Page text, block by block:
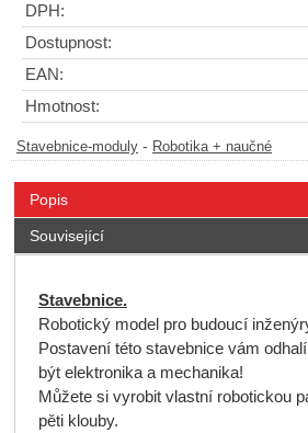
DPH:
Dostupnost:
EAN:
Hmotnost:
Stavebnice-moduly - Robotika + naučné
Popis
Související
Stavebnice.
Robotický model pro budoucí
Postavení této stavebnice vám
být elektronika a mechanika!
Můžete si vyrobit vlastní robotickou
pěti klouby.